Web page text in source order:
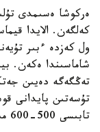
كەلگەن. الايدا
تەڭگەگە دەيىن
تۇسەتىن پايدانى
تابىسى 500-600 مىڭ تەڭگەدەن اسادى.